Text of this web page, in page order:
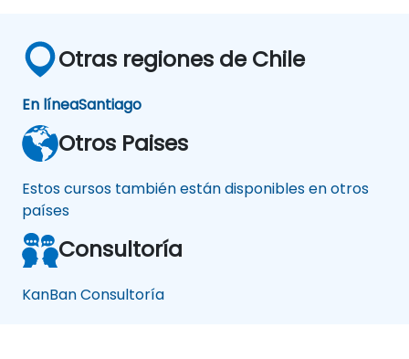
Otras regiones de Chile
En líneaSantiago
Otros Paises
Estos cursos también están disponibles en otros
países
Consultoría
KanBan Consultoría